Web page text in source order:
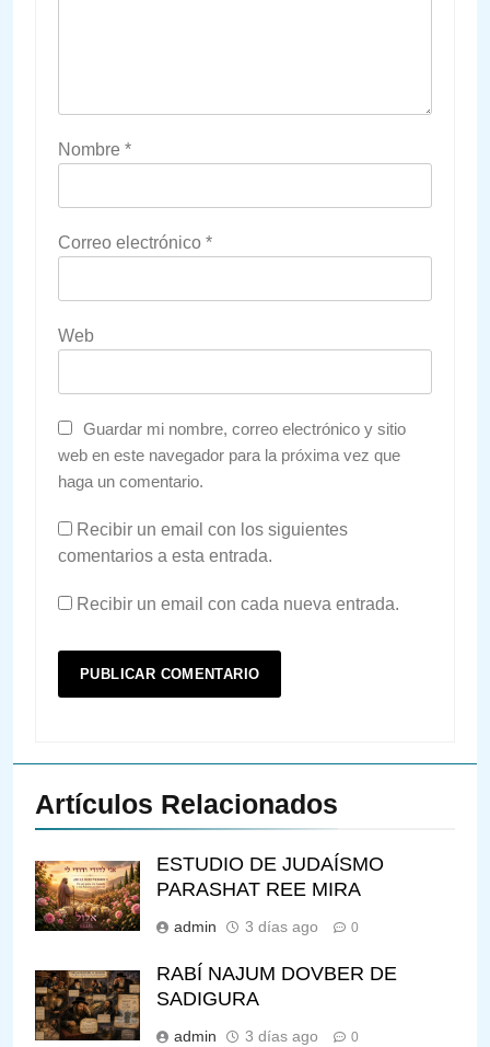
Nombre *
Correo electrónico *
Web
Guardar mi nombre, correo electrónico y sitio
web en este navegador para la próxima vez que
haga un comentario.
Recibir un email con los siguientes
comentarios a esta entrada.
Recibir un email con cada nueva entrada.
Artículos Relacionados
ESTUDIO DE JUDAÍSMO
PARASHAT REE MIRA
admin 3 días ago 0
RABÍ NAJUM DOVBER DE
SADIGURA
admin 3 días ago 0